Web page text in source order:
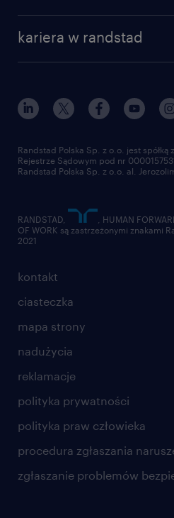
kariera w randstad
kontakt
ciasteczka
mapa strony
nadużycia
reklamacje
polityka prywatności
polityka praw człowieka
procedura zgłaszania
zgłaszanie problemów
Randstad Polska Sp. z o.o. jest
Rejestrze Sądowym pod nr
Randstad Polska Sp. z o.o. al.
RANDSTAD,
, HUMAN
OF WORK są zastrzeżonymi znakami
2021